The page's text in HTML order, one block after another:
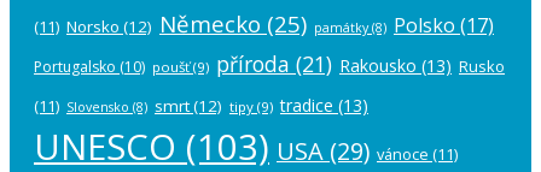
(11) Norsko (12) Německo (25) památky(8) Polsko (17)
Portugalsko (10) poušť(9) příroda (21) Rakousko (13) Rusko
(11) Slovensko (8) smrt(12) tipy (9) tradice (13)
UNESCO (103) USA (29) vánoce (11)